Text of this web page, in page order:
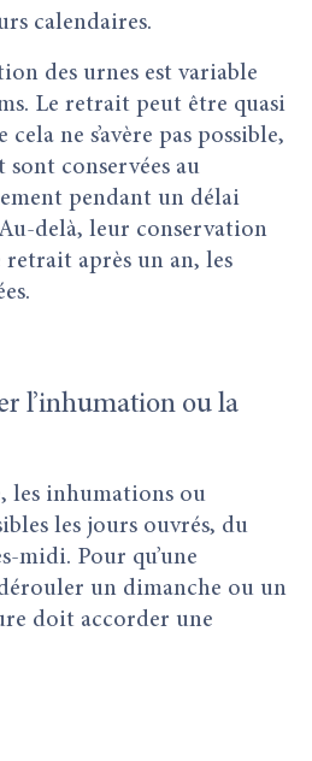
calendaires.
des urnes est variable
Le retrait peut être quasi
ne s’avère pas possible,
sont conservées au
pendant un délai
delà, leur conservation
retrait après un an, les
l’inhumation ou la
les inhumations ou
les jours ouvrés, du
midi. Pour qu’une
un dimanche ou un
doit accorder une